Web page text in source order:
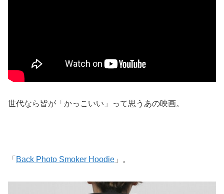
世代なら皆が「かっこいい」って思うあの映画。
「 Back Photo Smoker Hoodie 」。